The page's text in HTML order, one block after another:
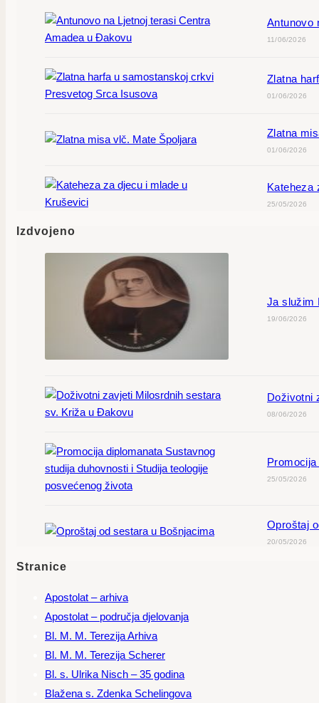
Antunovo
11/06/2026
Zlatna
01/06/2026
Zlatna
01/06/2026
Kateheza
25/05/2026
Izdvojeno
Ja služim
19/06/2026
Doživotni
08/06/2026
25/05/2026
Oproštaj
20/05/2026
Stranice
Apostolat – arhiva
Apostolat – područja djelovanja
Bl. M. M. Terezija Arhiva
Bl. M. M. Terezija Scherer
Bl. s. Ulrika Nisch – 35 godina
Blažena s. Zdenka Schelingova